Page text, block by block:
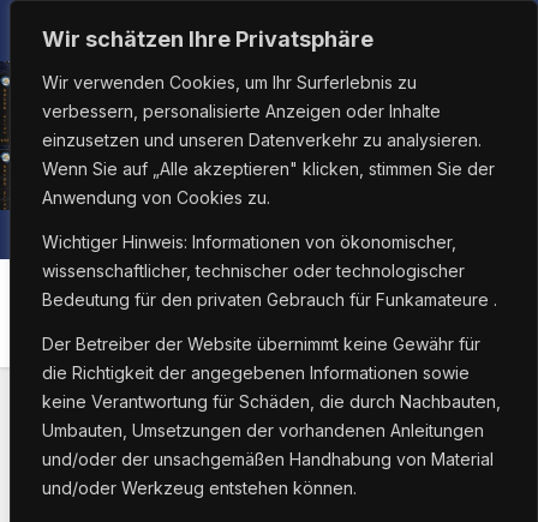
Wir schätzen Ihre Privatsphäre
Wir verwenden Cookies, um Ihr Surferlebnis zu
verbessern, personalisierte Anzeigen oder Inhalte
einzusetzen und unseren Datenverkehr zu analysieren.
Wenn Sie auf „Alle akzeptieren" klicken, stimmen Sie der
Anwendung von Cookies zu.
Wichtiger Hinweis: Informationen von ökonomischer,
wissenschaftlicher, technischer oder technologischer
Bedeutung für den privaten Gebrauch für Funkamateure .
Der Betreiber der Website übernimmt keine Gewähr für
die Richtigkeit der angegebenen Informationen sowie
keine Verantwortung für Schäden, die durch Nachbauten,
Umbauten, Umsetzungen der vorhandenen Anleitungen
und/oder der unsachgemäßen Handhabung von Material
und/oder Werkzeug entstehen können.
Inhalt
springen
Fr.. Aug. 7th, 2026 9:51:00 AM
Monat:Juni 2025